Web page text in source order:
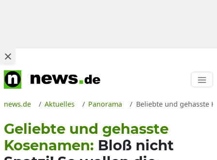
news.de Aktuelles Panorama Beliebte und gehasste
Geliebte und gehasste
Kosenamen: Bloß nicht